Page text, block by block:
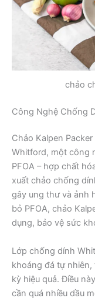
chảo
Công Nghệ Chống
Chảo Kalpen
Whitford, một công
PFOA – hợp chất
xuất chảo chống
gây ung thư và ảnh
bỏ PFOA, chảo
dụng, bảo vệ sức
Lớp chống dính
khoáng đá tự
kỳ hiệu quả. Điều
cần quá nhiều dầu